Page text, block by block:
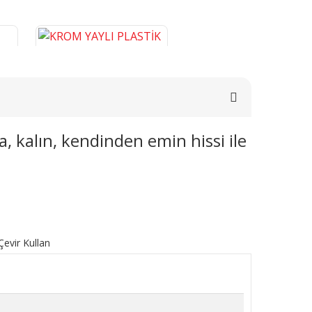
kalın, kendinden emin hissi ile